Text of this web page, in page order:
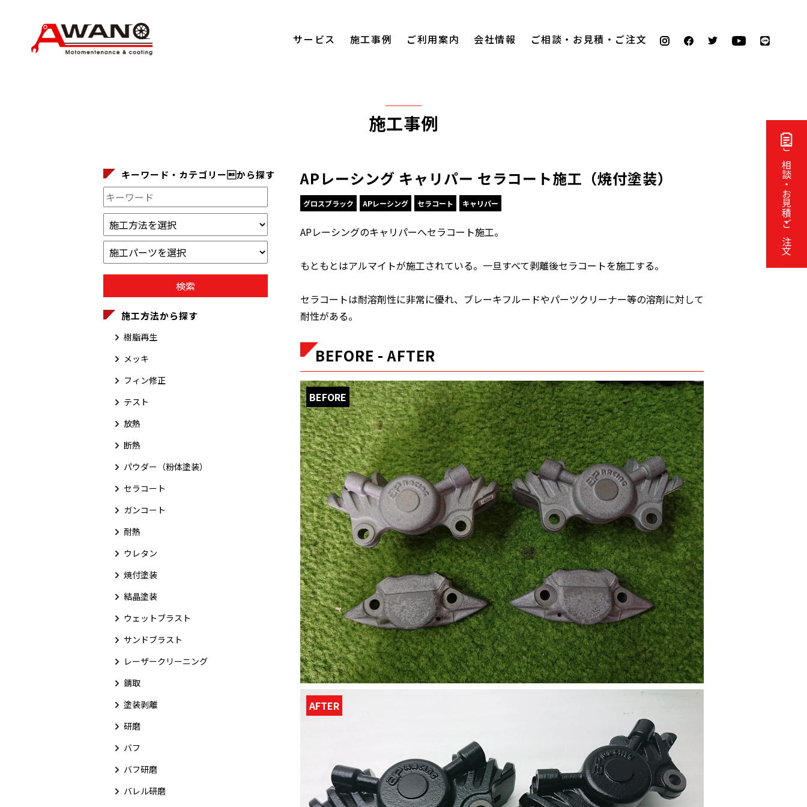
ご相談・お見積・ご注文
サービス 施工事例 ご利用案内 会社情報 ご相談・お見積・ご注文
施工事例
APレーシング キャリパー セラコート施工（焼付塗装）
グロスブラック APレーシング セラコート キャリパー
APレーシングのキャリパーへセラコート施工。
もともとはアルマイトが施工されている。一旦すべて剥離後セラコートを施工する。
セラコートは耐溶剤性に非常に優れ、ブレーキフルードやパーツクリーナー等の溶剤に対して
耐性がある。
BEFORE - AFTER
BEFORE
AFTER
キーワード・カテゴリーから探す
施工方法から探す
樹脂再生
メッキ
フィン修正
テスト
放熱
断熱
パウダー（粉体塗装）
セラコート
ガンコート
耐熱
ウレタン
焼付塗装
結晶塗装
ウェットブラスト
サンドブラスト
レーザークリーニング
錆取
塗装剥離
研磨
バフ
バフ研磨
バレル研磨